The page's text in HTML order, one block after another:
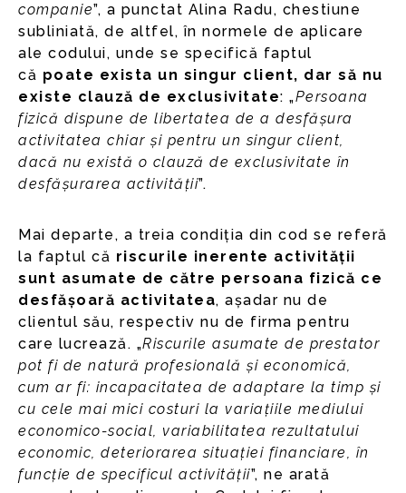
companie”, a punctat Alina Radu, chestiune
subliniată, de altfel, în normele de aplicare
ale codului, unde se specifică faptul
că poate exista un singur client, dar să nu
existe clauză de exclusivitate: „Persoana
fizică dispune de libertatea de a desfășura
activitatea chiar și pentru un singur client,
dacă nu există o clauză de exclusivitate în
desfășurarea activității”.
Mai departe, a treia condiția din cod se referă
la faptul că riscurile inerente activității
sunt asumate de către persoana fizică ce
desfășoară activitatea, așadar nu de
clientul său, respectiv nu de firma pentru
care lucrează. „Riscurile asumate de prestator
pot fi de natură profesională și economică,
cum ar fi: incapacitatea de adaptare la timp și
cu cele mai mici costuri la variațiile mediului
economico-social, variabilitatea rezultatului
economic, deteriorarea situației financiare, în
funcție de specificul activității”, ne arată